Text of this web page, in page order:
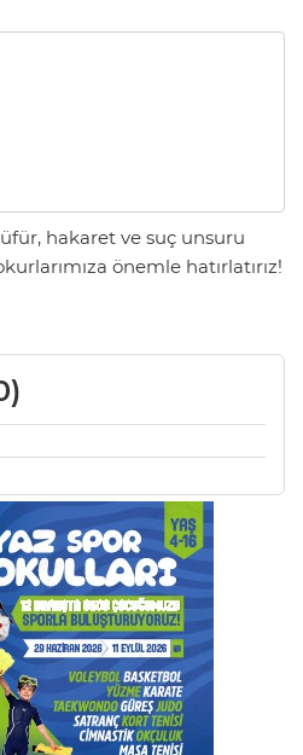
hakaret ve suç unsuru
önemle hatırlatırız!
)